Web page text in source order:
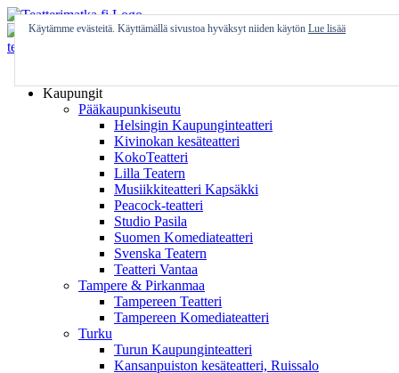
Skip
to
content
Kaupungit
Pääkaupunkiseutu
Helsingin Kaupunginteatteri
Kivinokan kesäteatteri
KokoTeatteri
Lilla Teatern
Musiikkiteatteri Kapsäkki
Peacock-teatteri
Studio Pasila
Suomen Komediateatteri
Svenska Teatern
Teatteri Vantaa
Tampere & Pirkanmaa
Tampereen Teatteri
Tampereen Komediateatteri
Turku
Turun Kaupunginteatteri
Kansanpuiston kesäteatteri, Ruissalo
Käytämme evästeitä. Käyttämällä sivustoa hyväksyt niiden käytön Lue lisää